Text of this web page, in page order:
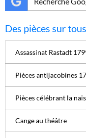
Des pièces sur
Assassinat Rastadt
Pièces antijacobines
Pièces célébrant la
Cange au théâtre